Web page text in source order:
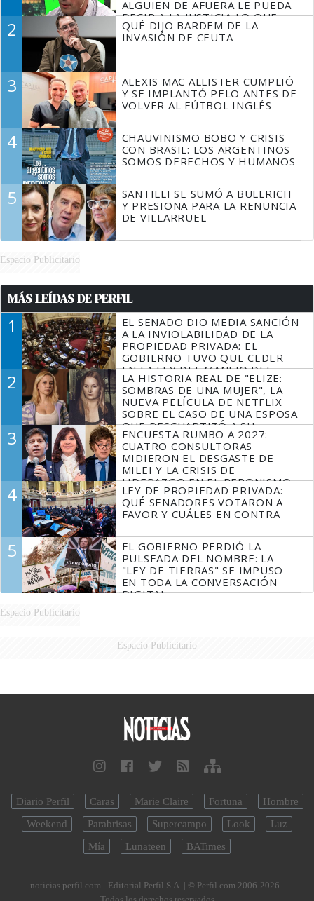
ALGUIEN DE AFUERA LE PUEDA
DECIR A LA JUSTICIA LO QUE
TIENE QUE HACER"
2
QUÉ DIJO BARDEM DE LA
INVASIÓN DE CEUTA
3
ALEXIS MAC ALLISTER CUMPLIÓ
Y SE IMPLANTÓ PELO ANTES DE
VOLVER AL FÚTBOL INGLÉS
4
CHAUVINISMO BOBO Y CRISIS
CON BRASIL: LOS ARGENTINOS
SOMOS DERECHOS Y HUMANOS
5
SANTILLI SE SUMÓ A BULLRICH
Y PRESIONA PARA LA RENUNCIA
DE VILLARRUEL
Espacio Publicitario
MÁS LEÍDAS DE PERFIL
1
EL SENADO DIO MEDIA SANCIÓN
A LA INVIOLABILIDAD DE LA
PROPIEDAD PRIVADA: EL
GOBIERNO TUVO QUE CEDER
EN LA LEY DEL MANEJO DEL
FUEGO
2
LA HISTORIA REAL DE "ELIZE:
SOMBRAS DE UNA MUJER", LA
NUEVA PELÍCULA DE NETFLIX
SOBRE EL CASO DE UNA ESPOSA
QUE DESCUARTIZÓ A SU
MARIDO
3
ENCUESTA RUMBO A 2027:
CUATRO CONSULTORAS
MIDIERON EL DESGASTE DE
MILEI Y LA CRISIS DE
LIDERAZGO EN EL PERONISMO
4
LEY DE PROPIEDAD PRIVADA:
QUÉ SENADORES VOTARON A
FAVOR Y CUÁLES EN CONTRA
5
EL GOBIERNO PERDIÓ LA
PULSEADA DEL NOMBRE: LA
"LEY DE TIERRAS" SE IMPUSO
EN TODA LA CONVERSACIÓN
DIGITAL
Espacio Publicitario
Espacio Publicitario
Diario Perfil Caras Marie Claire Fortuna
Hombre
Weekend
Parabrisas Supercampo Look
Luz
Mía
Lunateen BATimes
noticias.perfil.com - Editorial Perfil S.A. | © Perfil.com 2006-2026 -